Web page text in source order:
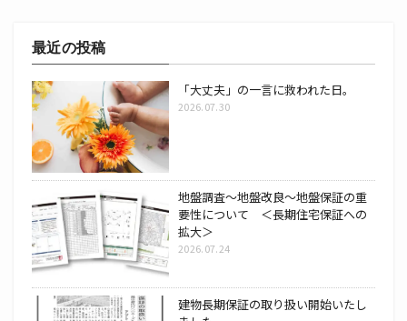
最近の投稿
「大丈夫」の一言に救われた日。
2026.07.30
地盤調査～地盤改良～地盤保証の重
要性について ＜長期住宅保証への
拡大＞
2026.07.24
建物長期保証の取り扱い開始いたし